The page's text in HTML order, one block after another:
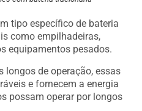
tipo específico de bateria
como empilhadeiras,
equipamentos pesados.
de operação, essas
e fornecem a energia
possam operar por longos